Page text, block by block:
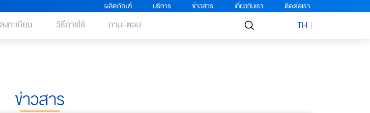
ผลิตภัณฑ์ บริการ ข่าวสาร เกี่ยวกับเรา ติดต่อเรา
งทะเบียน วิธีการใช้ ถาม-ตอบ TH
ข่าวสาร